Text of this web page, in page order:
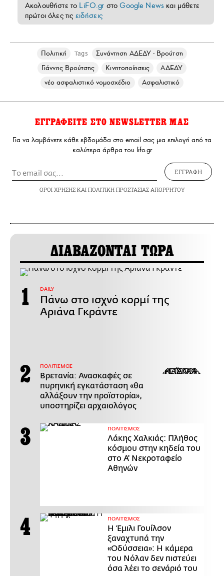
Ακολουθήστε το LiFO.gr στοGoogle News και μάθετε
πρώτοι όλες τις ειδήσεις
Πολιτική Tags
Συνάντηση ΑΔΕΔΥ - Βρούτση
Γιάννης Βρούτσης
Κινητοποίησεις
ΑΔΕΔΥ
νέο ασφαλιστικό νομοσχέδιο
Ασφαλιστικό
ΕΓΓΡΑΦΕΙΤΕ ΣΤΟ NEWSLETTER ΜΑΣ
Για να λαμβάνετε κάθε εβδομάδα στο email σας μια επιλογή από τα
καλύτερα άρθρα του lifo.gr
ΕΓΓΡΑΦΗ
ΟΡΟΙ ΧΡΗΣΗΣΚΑΙ ΠΟΛΙΤΙΚΗ ΠΡΟΣΤΑΣΙΑΣ ΑΠΟΡΡΗΤΟΥ
ΔΙΑΒΑΖΟΝΤΑΙ ΤΩΡΑ
DAILY
Πάνω στο ισχνό κορμί της
Αριάνα Γκράντε
ΠΟΛΙΤΙΣΜΟΣ
Βρετανία: Ανασκαφές σε
πυρηνική εγκατάσταση «θα
αλλάξουν την προϊστορία»,
υποστηρίζει αρχαιολόγος
ΠΟΛΙΤΙΣΜΟΣ
Λάκης Χαλκιάς: Πλήθος
κόσμου στην κηδεία του
στο Α' Νεκροταφείο
Αθηνών
ΠΟΛΙΤΙΣΜΟΣ
Η Έμιλι Γουίλσον
ξαναχτυπά την
«Οδύσσεια»: Η κάμερα
του Νόλαν δεν πιστεύει
όσα λέει το σενάριό του